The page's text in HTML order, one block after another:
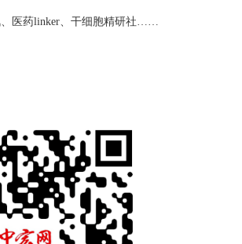
、医药linker、干细胞精研社……